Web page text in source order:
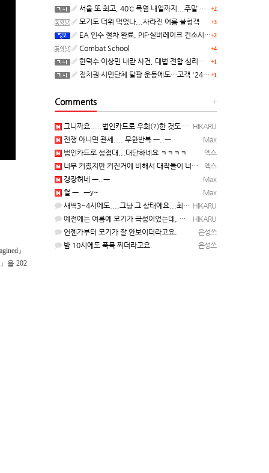
』
을 202
+2
서울 또 최고, 40℃ 폭염 내일까지...주말 동쪽 비바람
+3
모기도 더위 먹었나...사라진 여름 불청객
+2
EA 인수 절차 완료, PIF·실버레이크 컨소시엄 산하 편입
+4
Combat School
+1
한덕수·이상민 내란 사건, 대법 전합 심리…"역사적 사법평가"(종합)
+1
정치권·시민단체 탈팡 운동에도…고객 '2470만명' 원상 회복, "고물가에 돌팡"
+
Comments
HIKARU
그니까요.....법인카드로 우회(?)한 것도 아니고, 대놓고...ㅋ ㅋ)
Max
전쟁 아니면 관세.... 무한반복 ㅡ..ㅡ
엑스
법인카드로 성접대...대단하네요 ㅋㅋㅋㅋ
엑스
너무 커졌지만 커진거에 비해서 대작들이 너무 줄었죠.........
Max
갱장허네 ㅡ..ㅡ
Max
헐 ㅡ..ㅡy~
HIKARU
새벽3~4시에도....그냥 그 상태예요...최근 1주일은....
HIKARU
예전에는 여름에 모기가 극성이었는데, 여름에는 안나오는 것 같은.....ㅎ ㅎ)
은성쓰
언젠가부터 모기가 잘 안보이더라고요.
은성쓰
밤 10시에도 푹푹 찌더라고요.